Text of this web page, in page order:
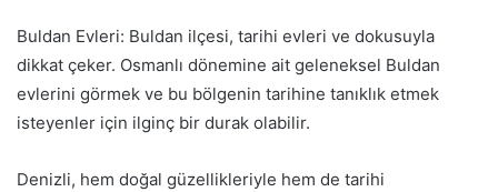
Buldan Evleri: Buldan ilçesi, tarihi evleri ve dokusuyla
dikkat çeker. Osmanlı dönemine ait geleneksel Buldan
evlerini görmek ve bu bölgenin tarihine tanıklık etmek
isteyenler için ilginç bir durak olabilir.
Denizli, hem doğal güzellikleriyle hem de tarihi